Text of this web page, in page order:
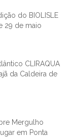
do BIOLISLE
29 de maio
CLIRAQUA
da Caldeira de
Mergulho
em Ponta